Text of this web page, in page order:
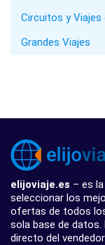
Circuitos y Viajes
Grandes Viajes
elijoviaje.es – es
seleccionar los
ofertas de todos
sola base de
directo del